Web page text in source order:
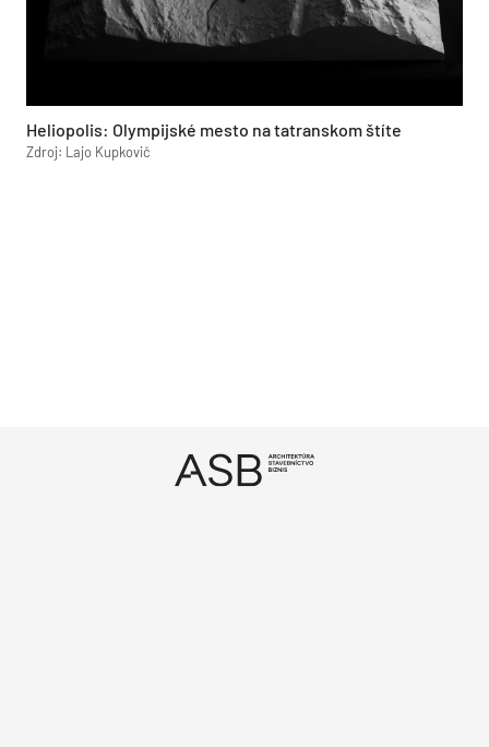
Heliopolis: Olympijské mesto na tatranskom štíte
Zdroj: Lajo Kupkovič